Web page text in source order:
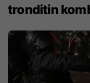
tronditin